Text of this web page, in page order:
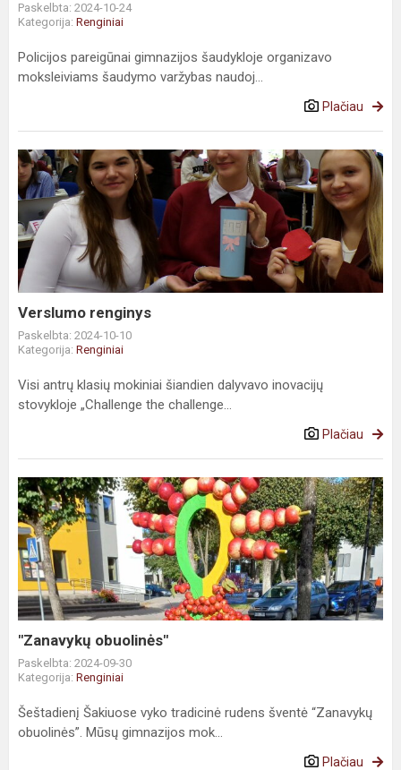
Paskelbta: 2024-10-24
Kategorija: Renginiai
Policijos pareigūnai gimnazijos šaudykloje organizavo
moksleiviams šaudymo varžybas naudoj...
Plačiau
Verslumo renginys
Paskelbta: 2024-10-10
Kategorija: Renginiai
Visi antrų klasių mokiniai šiandien dalyvavo inovacijų
stovykloje „Challenge the challenge...
Plačiau
"Zanavykų obuolinės"
Paskelbta: 2024-09-30
Kategorija: Renginiai
Šeštadienį Šakiuose vyko tradicinė rudens šventė “Zanavykų
obuolinės”. Mūsų gimnazijos mok...
Plačiau